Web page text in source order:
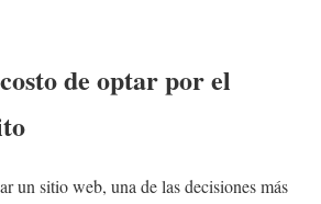
de optar por el
un sitio web, una de las decisiones más